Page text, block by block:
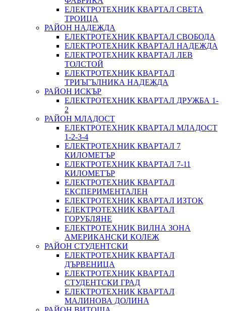
ЕЛЕКТРОТЕХНИК КВАРТАЛ СВЕТА
ТРОИЦА
РАЙОН НАДЕЖДА
ЕЛЕКТРОТЕХНИК КВАРТАЛ СВОБОДА
ЕЛЕКТРОТЕХНИК КВАРТАЛ НАДЕЖДА
ЕЛЕКТРОТЕХНИК КВАРТАЛ ЛЕВ
ТОЛСТОЙ
ЕЛЕКТРОТЕХНИК КВАРТАЛ
ТРИЪГЪЛНИКА НАДЕЖДА
РАЙОН ИСКЪР
ЕЛЕКТРОТЕХНИК КВАРТАЛ ДРУЖБА 1-
2
РАЙОН МЛАДОСТ
ЕЛЕКТРОТЕХНИК КВАРТАЛ МЛАДОСТ
1-2-3-4
ЕЛЕКТРОТЕХНИК КВАРТАЛ 7
КИЛОМЕТЪР
ЕЛЕКТРОТЕХНИК КВАРТАЛ 7-11
КИЛОМЕТЪР
ЕЛЕКТРОТЕХНИК КВАРТАЛ
ЕКСПЕРИМЕНТАЛЕН
ЕЛЕКТРОТЕХНИК КВАРТАЛ ИЗТОК
ЕЛЕКТРОТЕХНИК КВАРТАЛ
ГОРУБЛЯНЕ
ЕЛЕКТРОТЕХНИК ВИЛНА ЗОНА
АМЕРИКАНСКИ КОЛЕЖ
РАЙОН СТУДЕНТСКИ
ЕЛЕКТРОТЕХНИК КВАРТАЛ
ДЪРВЕНИЦА
ЕЛЕКТРОТЕХНИК КВАРТАЛ
СТУДЕНТСКИ ГРАД
ЕЛЕКТРОТЕХНИК КВАРТАЛ
МАЛИНОВА ДОЛИНА